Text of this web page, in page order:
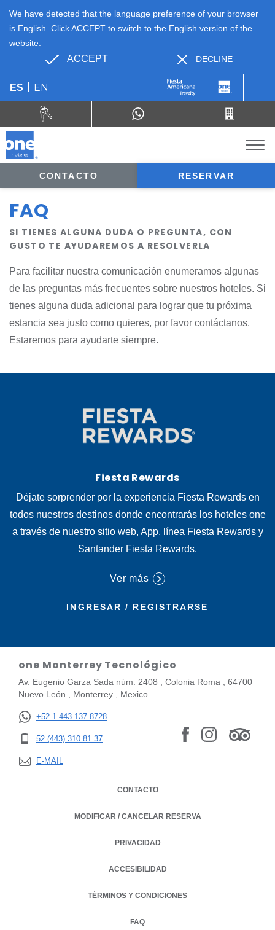
ES EN
CONTACTO RESERVAR
We have detected that the language preference of your browser
is English. Click ACCEPT to switch to the English version of the
website.
ACCEPT DECLINE
FAQ
SI TIENES ALGUNA DUDA O PREGUNTA, CON
GUSTO TE AYUDAREMOS A RESOLVERLA
Para facilitar nuestra comunicación enumeramos algunas
de las preguntas más frecuentes sobre nuestros hoteles. Si
tienes alguna duda adicional para lograr que tu próxima
estancia sea justo como quieres, por favor contáctanos.
Estaremos para ayudarte siempre.
Fiesta Rewards
Déjate sorprender por la experiencia Fiesta Rewards en
todos nuestros destinos donde encontrarás los hoteles one
a través de nuestro sitio web, App, línea Fiesta Rewards y
Santander Fiesta Rewards.
Ver más
INGRESAR / REGISTRARSE
one Monterrey Tecnológico
Av. Eugenio Garza Sada núm. 2408 , Colonia Roma , 64700
Nuevo León , Monterrey , Mexico
+52 1 443 137 8728
52 (443) 310 81 37
E-MAIL
CONTACTO
MODIFICAR / CANCELAR RESERVA
PRIVACIDAD
OPENS IN A NEW TAB.
ACCESIBILIDAD
TÉRMINOS Y CONDICIONES
FAQ